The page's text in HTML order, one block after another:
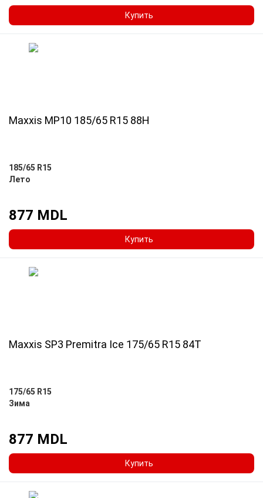
Купить
Maxxis MP10 185/65 R15 88H
185/65 R15
Лето
877 MDL
Купить
Maxxis SP3 Premitra Ice 175/65 R15 84T
175/65 R15
Зима
877 MDL
Купить